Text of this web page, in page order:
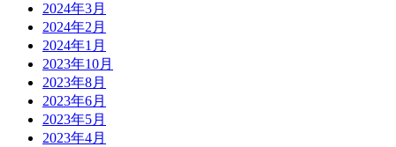
2024年3月
2024年2月
2024年1月
2023年10月
2023年8月
2023年6月
2023年5月
2023年4月